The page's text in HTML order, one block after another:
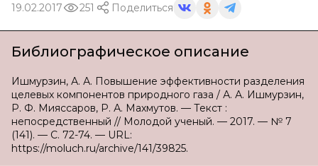
19.02.2017 251 Поделиться
Библиографическое описание
Ишмурзин, А. А. Повышение эффективности разделения
целевых компонентов природного газа / А. А. Ишмурзин,
Р. Ф. Мияссаров, Р. А. Махмутов. — Текст :
непосредственный // Молодой ученый. — 2017. — № 7
(141). — С. 72-74. — URL:
https://moluch.ru/archive/141/39825.